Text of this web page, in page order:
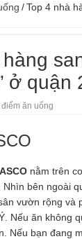
/ Top 4 nhà
ở quận
ăn uống
nằm trên
Nhìn bên ngoài
vườn rộng và
Nếu ăn không
Nếu bạn đang